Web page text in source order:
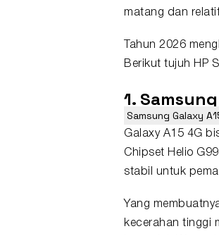
matang dan
Tahun 2026
Berikut tujuh HP
1.
Samsung Galaxy
Galaxy A15 4G
Chipset Helio
stabil untuk
Yang
kecerahan tinggi